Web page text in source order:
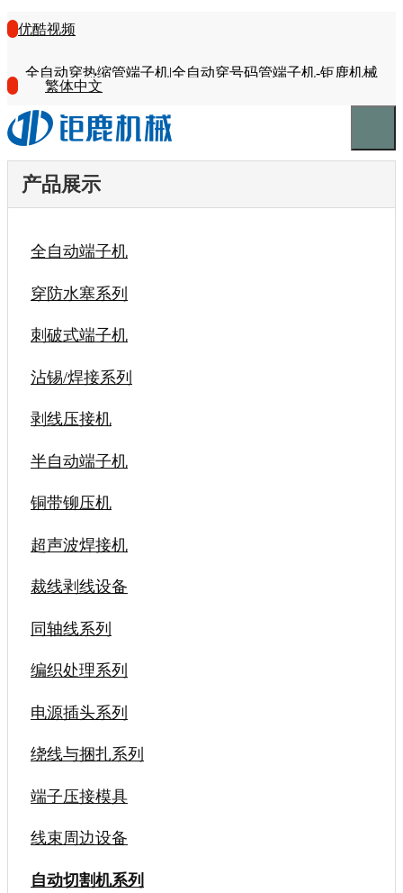
优酷视频
全自动穿热缩管端子机|全自动穿号码管端子机-钜鹿机械
繁体中文
产品展示
全自动端子机
穿防水塞系列
刺破式端子机
沾锡/焊接系列
剥线压接机
半自动端子机
铜带铆压机
超声波焊接机
裁线剥线设备
同轴线系列
编织处理系列
电源插头系列
绕线与捆扎系列
端子压接模具
线束周边设备
自动切割机系列